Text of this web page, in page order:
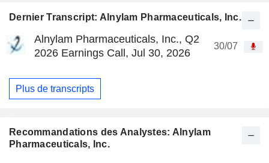
Dernier Transcript: Alnylam Pharmaceuticals, Inc.
Alnylam Pharmaceuticals, Inc., Q2
2026 Earnings Call, Jul 30, 2026
30/07
Plus de transcripts
Recommandations des Analystes: Alnylam
Pharmaceuticals, Inc.